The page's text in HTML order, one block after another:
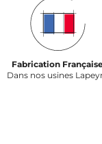
Fabrication
Dans nos usines